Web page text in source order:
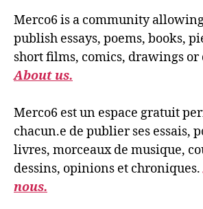
Merco6 is a community
publish essays, poems, books,
short films, comics, drawings
About us.
Merco6 est un espace gratuit
chacun.e de publier ses essais,
livres, morceaux de musique,
dessins, opinions et chroniques.
nous.